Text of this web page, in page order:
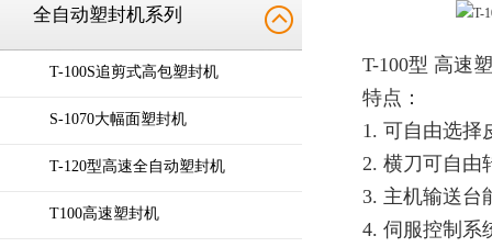
全自动塑封机系列
T-100S追剪式高包塑封机
S-1070大幅面塑封机
T-120型高速全自动塑封机
T100高速塑封机
T-100型 高速
特点：
1. 可自由选择
2. 横刀可自由
3. 主机输送台
4. 伺服控制系